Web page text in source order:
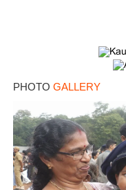
PHOTO GALLERY